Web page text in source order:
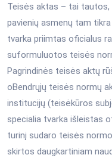
Teisės aktas – tai tautos,
pavienių asmenų tam tikra
tvarka priimtas oficialus
suformuluotos teisės
Pagrindinės teisės aktų
oBendrųjų teisės normų
institucijų (teisėkūros
specialia tvarka išleistas
turinį sudaro teisės
skirtos daugkartiniam